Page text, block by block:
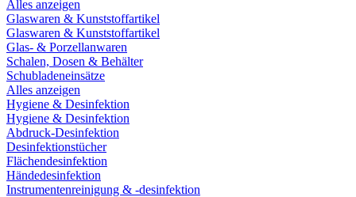
Alles anzeigen
Glaswaren & Kunststoffartikel
Glaswaren & Kunststoffartikel
Glas- & Porzellanwaren
Schalen, Dosen & Behälter
Schubladeneinsätze
Alles anzeigen
Hygiene & Desinfektion
Hygiene & Desinfektion
Abdruck-Desinfektion
Desinfektionstücher
Flächendesinfektion
Händedesinfektion
Instrumentenreinigung & -desinfektion